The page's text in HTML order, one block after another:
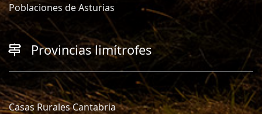
Poblaciones de Asturias
Provincias limítrofes
Casas Rurales Cantabria